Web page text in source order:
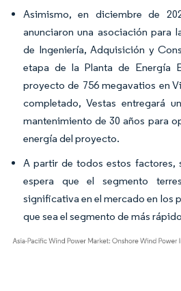
Asimismo, en diciembre de
anunciaron una asociación para
de Ingeniería, Adquisición y
etapa de la Planta de Energía
proyecto de 756 megavatios en
completado, Vestas entregará
mantenimiento de 30 años para
energía del proyecto.
A partir de todos estos factores,
espera que el segmento
significativa en el mercado en los
que sea el segmento de más